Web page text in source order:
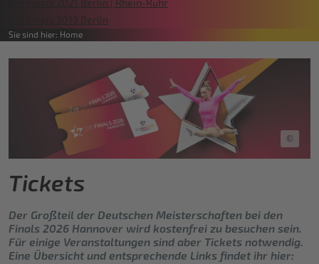
Die Finals 2021 Berlin | Rhein-Ruhr
Die Finals 2019 Berlin
Sie sind hier: Home
©
Tickets
Der Großteil der Deutschen Meisterschaften bei den
Finals 2026 Hannover wird kostenfrei zu besuchen sein.
Für einige Veranstaltungen sind aber Tickets notwendig.
Eine Übersicht und entsprechende Links findet ihr hier: